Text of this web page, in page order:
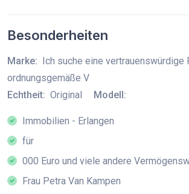
Besonderheiten
Marke: Ich suche eine vertrauenswürdige
ordnungsgemäße V
Echtheit: Original Modell:
Immobilien - Erlangen
für
000 Euro und viele andere
Frau Petra Van Kampen